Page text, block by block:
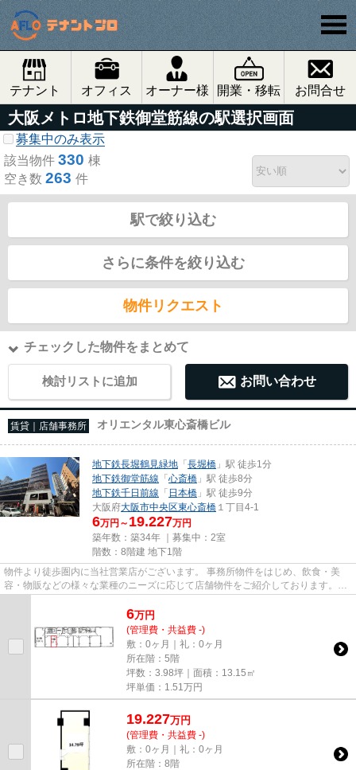
テナント オフィス オーナー様 開業・移転 お問合せ
大阪メトロ地下鉄御堂筋線の駅選択画面
募集中のみ表示
該当物件 330 棟
空き数 263 件
駅で絞り込む
さらに条件を絞り込む
物件リクエスト
チェックした物件をまとめて
検討リストに追加 お問い合わせ
賃貸｜店舗事務所 オリエンタル東心斎橋ビル
地下鉄長堀鶴見緑地 「長堀橋 」駅 徒歩1分
地下鉄御堂筋線 「心斎橋 」駅 徒歩8分
地下鉄千日前線 「 日本橋 」駅 徒歩9分
大阪府大阪市中央区東心斎橋 １丁目4-1
6万円～ 19.227万円
築年数：築34年 ｜募集中： 2室
階数：8階建 地下1階
物件より徒歩圏内に当社営業店がございます。 事務所物件をはじめ、飲食・美
容・物販などの様々な業種のニーズに応じて店舗物件をご紹介しております。
尚、弊社ではおとり広告は一切...
6万円
(管理費・共益費 -)
敷：0ヶ月｜礼：0ヶ月
所在階：5階
坪数：3.98坪｜面積：13.15㎡
坪単価： 1.51 万円
19.227万円
(管理費・共益費 -)
敷：0ヶ月｜礼：0ヶ月
所在階：8階